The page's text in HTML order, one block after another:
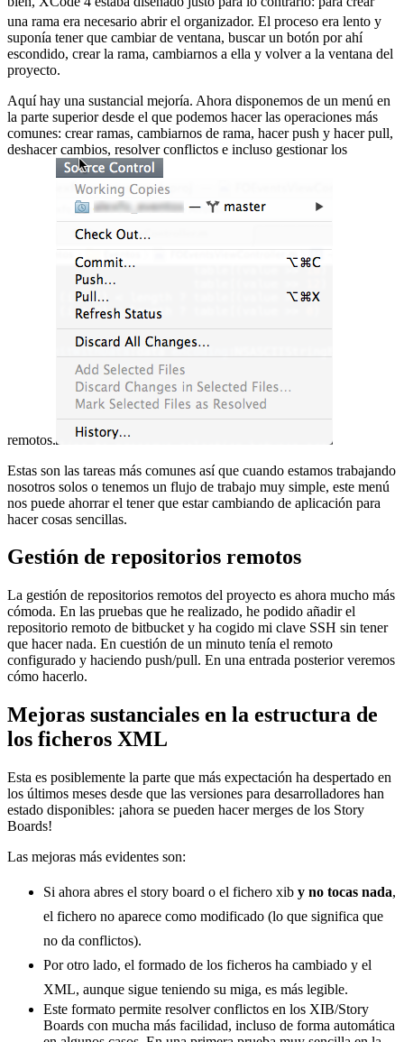
una rama era necesario abrir el organizador. El proceso era lento y
suponía tener que cambiar de ventana, buscar un botón por ahí
escondido, crear la rama, cambiarnos a ella y volver a la ventana del
proyecto.
Aquí hay una sustancial mejoría. Ahora disponemos de un menú en
la parte superior desde el que podemos hacer las operaciones más
comunes: crear ramas, cambiarnos de rama, hacer push y hacer pull,
deshacer cambios, resolver conflictos e incluso gestionar los
remotos.
Estas son las tareas más comunes así que cuando estamos trabajando
nosotros solos o tenemos un flujo de trabajo muy simple, este menú
nos puede ahorrar el tener que estar cambiando de aplicación para
hacer cosas sencillas.
Gestión de repositorios remotos
La gestión de repositorios remotos del proyecto es ahora mucho más
cómoda. En las pruebas que he realizado, he podido añadir el
repositorio remoto de bitbucket y ha cogido mi clave SSH sin tener
que hacer nada. En cuestión de un minuto tenía el remoto
configurado y haciendo push/pull. En una entrada posterior veremos
cómo hacerlo.
Mejoras sustanciales en la estructura de
los ficheros XML
Esta es posiblemente la parte que más expectación ha despertado en
los últimos meses desde que las versiones para desarrolladores han
estado disponibles: ¡ahora se pueden hacer merges de los Story
Boards!
Las mejoras más evidentes son:
Si ahora abres el story board o el fichero xib y no tocas nada,
el fichero no aparece como modificado (lo que significa que
no da conflictos).
Por otro lado, el formado de los ficheros ha cambiado y el
XML, aunque sigue teniendo su miga, es más legible.
Este formato permite resolver conflictos en los XIB/Story
Boards con mucha más facilidad, incluso de forma automática